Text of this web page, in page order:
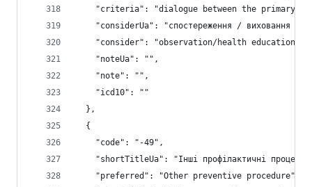
"criteria": "dialogue between the primary
"considerUa": "спостереження / виховання
"consider": "observation/health education/
    "noteUa": "",
    "note": "",
    "icd10": ""
  },
  {
    "code": "-49",
"shortTitleUa": "Інші профілактичні
    "preferred": "Other preventive procedure",